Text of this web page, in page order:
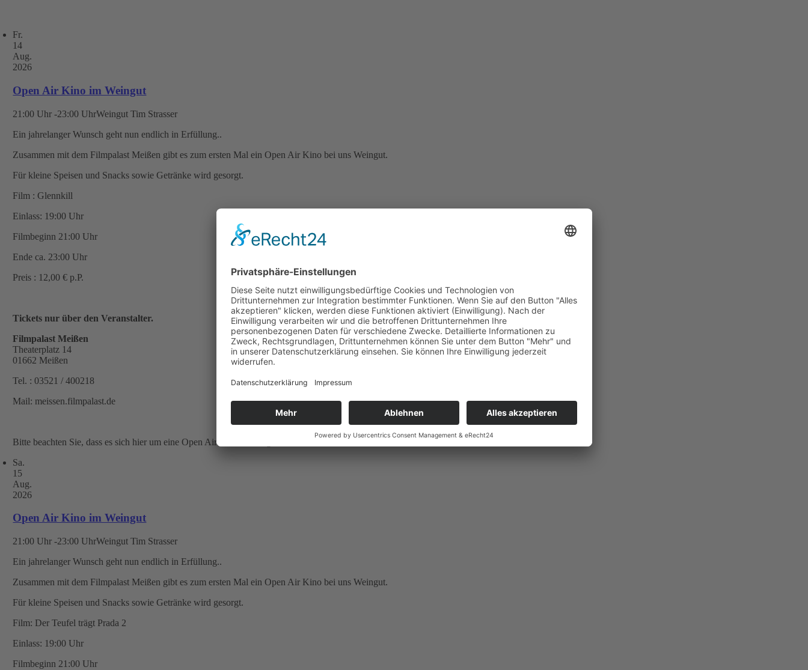
Fr.
14
Aug.
2026
Open Air Kino im Weingut
21:00 Uhr -23:00 UhrWeingut Tim Strasser
Ein jahrelanger Wunsch geht nun endlich in Erfüllung..
Zusammen mit dem Filmpalast Meißen gibt es zum ersten Mal ein Open Air Kino bei uns Weingut.
Für kleine Speisen und Snacks sowie Getränke wird gesorgt.
Film : Glennkill
Einlass: 19:00 Uhr
Filmbeginn 21:00 Uhr
Ende ca. 23:00 Uhr
Preis : 12,00 € p.P.
Tickets nur über den Veranstalter.
Filmpalast Meißen
Theaterplatz 14
01662 Meißen
Tel. : 03521 / 400218
Mail: meissen.filmpalast.de
Bitte beachten Sie, dass es sich hier um eine Open Air Veranstaltung handelt und diese auch bei schlechtem Wetter stattfindet.
Sa.
15
Aug.
2026
Open Air Kino im Weingut
21:00 Uhr -23:00 UhrWeingut Tim Strasser
Ein jahrelanger Wunsch geht nun endlich in Erfüllung..
Zusammen mit dem Filmpalast Meißen gibt es zum ersten Mal ein Open Air Kino bei uns Weingut.
Für kleine Speisen und Snacks sowie Getränke wird gesorgt.
Film: Der Teufel trägt Prada 2
Einlass: 19:00 Uhr
Filmbeginn 21:00 Uhr